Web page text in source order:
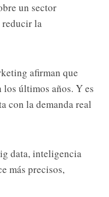
un sector
reducir la
afirman que
últimos años. Y es
con la demanda real
data, inteligencia
más precisos,